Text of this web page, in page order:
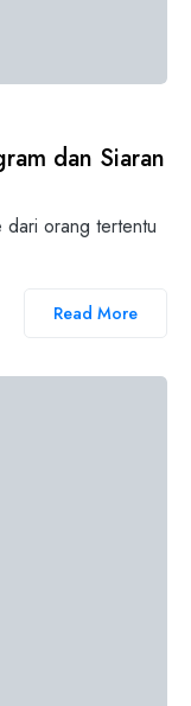
dan Siaran
dari orang tertentu
Read More